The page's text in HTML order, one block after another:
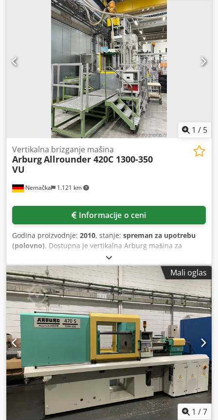
minimalna ugradna visina alata: 275mm, maksimalni hod
otvaranja: 850mm, centriranje: 125mm. Dimenzije mašine
X/Y/Z: cca 4600mm/1600mm/2200mm, težina: cca 5500kg.
Jedinica za zatvaranje ima curenje ulja na cilindru za
zatvaranje. Dokumentacija dostupna. Pregled na licu
mesta je moguć. Cedpfoygw Siex Aivorf
1 / 5
Nemačka 1.121 km
Vertikalna brizganje mašina
ArburgAllrounder 420C 1300-350
VU
Informacije o ceni
Godina proizvodnje: 2010, stanje: spreman za upotrebu
(polovno), Dostupna je vertikalna Arburg mašina za
brizganje sa horizontalnom ubrizgavajućom jedinicom. Sila
zatvaranja: 1300 kN, hod otvaranja: 500 mm, minimalna
ugradna visina alata: 250 mm, razmak između pričvrsnih
ploča: 750 mm, razmak stubova X/Y: 420 mm/420 mm,
dimenzije ploča X/Y: 605 mm/605 mm, maksimalna težina
alata: 650 kg, hod izvlakača: 175 mm. Dimenzije mašine
X/Y/Z: cca. 4350 mm/1650 mm/2100 mm, težina: cca. 4300
kg, radnih sati: oko 80131 h. Mašina je neispravna i nije
više funkcionalna ni upotrebljiva. Može se koristiti
isključivo za rezervne delove. Dokumentacija je dostupna.
Moguća je inspekcija na licu mesta. Cjdpfoyddzfox Aivsrf
Mali oglas
1 /7